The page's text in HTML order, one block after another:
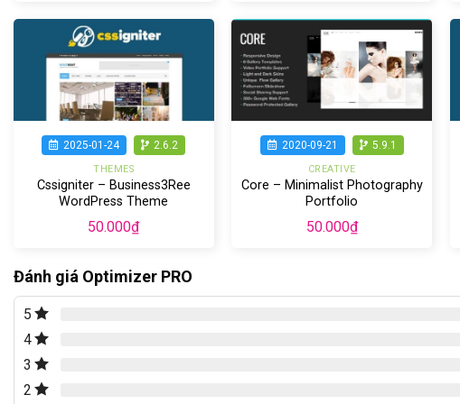
2025-01-24 2.6.2
THEMES
Cssigniter – Business3Ree
WordPress Theme
50.000₫
2020-09-21 5.9.1
CREATIVE
Core – Minimalist Photography
Portfolio
50.000₫
Đánh giá Optimizer PRO
5
4
3
2